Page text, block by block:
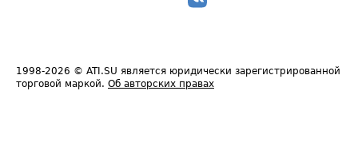
1998-2026 © ATI.SU является юридически зарегистрированной
торговой маркой. Об авторских правах